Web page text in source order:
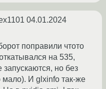
04.01.2024
поправили чтото
на 535,
но без
мало). И glxinfo так-же